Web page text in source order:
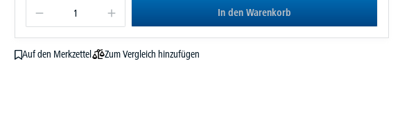
In den Warenkorb
Auf den Merkzettel
Zum Vergleich hinzufügen